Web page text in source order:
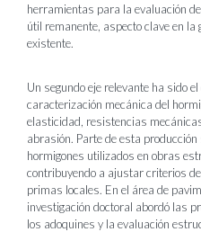
herramientas para la evaluación
útil remanente, aspecto clave en
existente.
Un segundo eje relevante ha sido el
caracterización mecánica del
elasticidad, resistencias
abrasión. Parte de esta
hormigones utilizados en obras
contribuyendo a ajustar criterios
primas locales. En el área de
investigación doctoral abordó las
los adoquines y la evaluación